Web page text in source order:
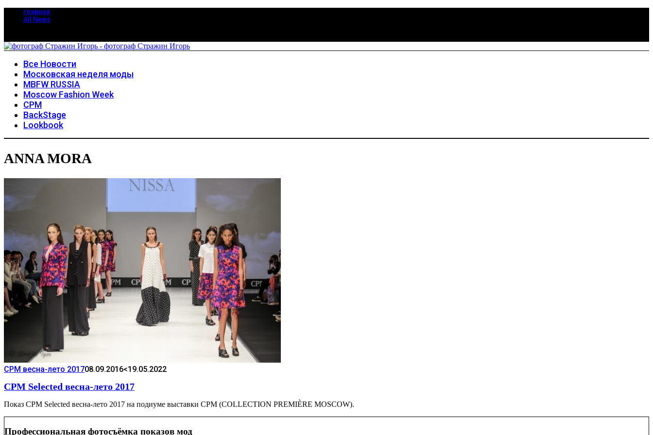
главная
All News
Все Новости
Московская неделя моды
MBFW RUSSIA
Moscow Fashion Week
CPM
BackStage
Lookbook
ANNA MORA
CPM весна-лето 201708.09.2016<19.05.2022
CPM Selected весна-лето 2017
Показ CPM Selected весна-лето 2017 на подиуме выставки CPM (COLLECTION PREMIÈRE MOSCOW).
Профессиональная фотосъёмка показов мод